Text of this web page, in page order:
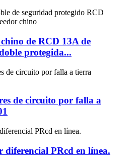
de RCD 13A de
protegida...
de circuito por falla a
PRcd en línea.